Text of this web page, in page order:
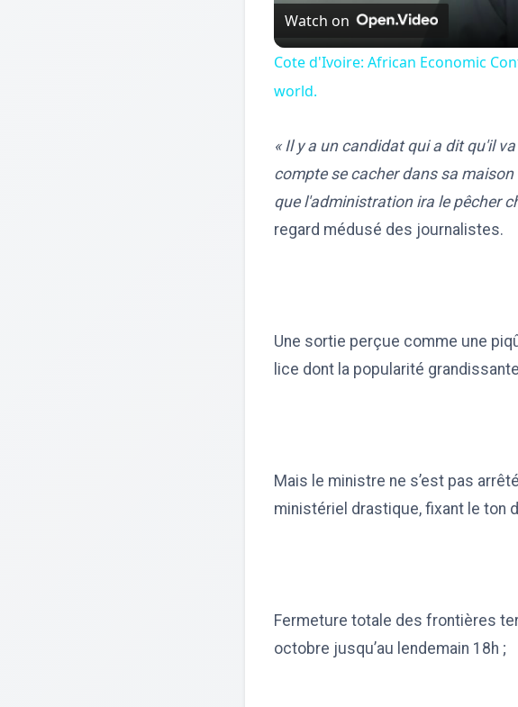
Watch on
Cote d'Ivoire: African Economic
world.
« Il y a un candidat qui a dit qu'il
compte se cacher dans sa
que l'administration ira le pêcher
regard médusé des journalistes.
Une sortie perçue comme une
lice dont la popularité
Mais le ministre ne s’est pas
ministériel drastique, fixant le ton
Fermeture totale des frontières
octobre jusqu’au lendemain 18h ;